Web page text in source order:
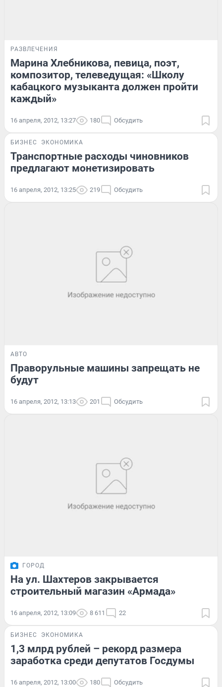
РАЗВЛЕЧЕНИЯ
Марина Хлебникова, певица, поэт,
композитор, телеведущая: «Школу
кабацкого музыканта должен пройти
каждый»
16 апреля, 2012, 13:27 180 Обсудить
БИЗНЕС ЭКОНОМИКА
Транспортные расходы чиновников
предлагают монетизировать
16 апреля, 2012, 13:25 219 Обсудить
АВТО
Праворульные машины запрещать не
будут
16 апреля, 2012, 13:13 201 Обсудить
ГОРОД
На ул. Шахтеров закрывается
строительный магазин «Армада»
16 апреля, 2012, 13:09 8 611 22
БИЗНЕС ЭКОНОМИКА
1,3 млрд рублей – рекорд размера
заработка среди депутатов Госдумы
16 апреля, 2012, 13:00 180 Обсудить